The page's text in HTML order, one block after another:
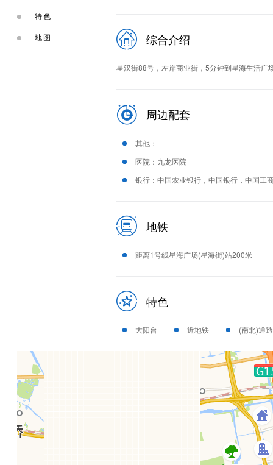
特色
地图 综合介绍
星汉街88号，左岸商业街，5分钟到星海生活
周边配套
其他：
医院：九龙医院
银行：中国农业银行，中国银行，中国工
地铁
距离1号线星海广场(星海街)站200米
特色
大阳台 近地铁 (南北)通透